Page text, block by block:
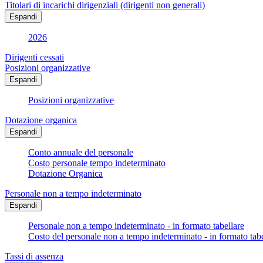
Titolari di incarichi dirigenziali (dirigenti non generali)
Espandi
2026
Dirigenti cessati
Posizioni organizzative
Espandi
Posizioni organizzative
Dotazione organica
Espandi
Conto annuale del personale
Costo personale tempo indeterminato
Dotazione Organica
Personale non a tempo indeterminato
Espandi
Personale non a tempo indeterminato - in formato tabellare
Costo del personale non a tempo indeterminato - in formato
Tassi di assenza